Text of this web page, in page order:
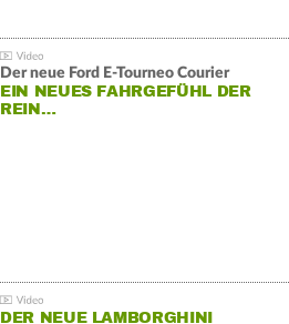
Der neue Ford E-Tourneo Courier
EIN NEUES FAHRGEFÜHL DER
REIN…
DER NEUE LAMBORGHINI